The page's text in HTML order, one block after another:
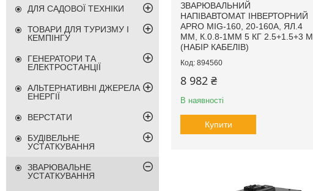
ЗВАРЮВАЛЬНИЙ
НАПІВАВТОМАТ ІНВЕРТОРНИЙ
APRO MIG-160, 20-160А, ЯЛ.4
ММ, К.0.8-1ММ 5 КГ 2.5+1.5+3 М
(НАБІР КАБЕЛІВ)
894560
8 982 ₴
В наявності
Купити
ДЛЯ САДОВОЇ ТЕХНІКИ
ТОВАРИ ДЛЯ ТУРИЗМУ І
КЕМПІНГУ
ГЕНЕРАТОРИ ТА
ЕЛЕКТРОСТАНЦІЇ
АЛЬТЕРНАТИВНІ ДЖЕРЕЛА
ЕНЕРГІЇ
ВЕРСТАТИ
БУДІВЕЛЬНЕ
УСТАТКУВАННЯ
ЗВАРЮВАЛЬНЕ
УСТАТКУВАННЯ